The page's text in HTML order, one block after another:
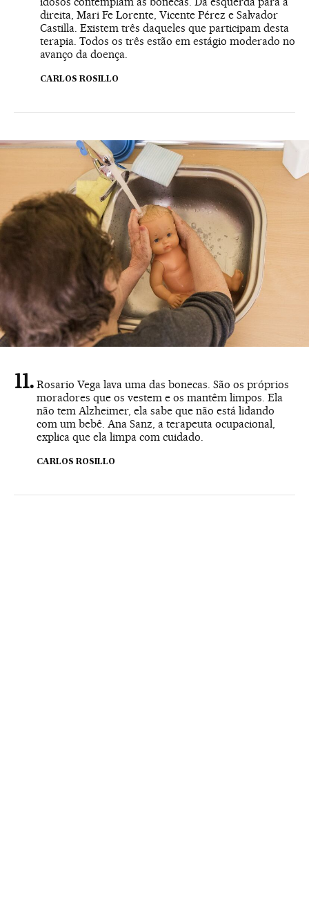
direita, Mari Fe Lorente, Vicente Pérez e Salvador
Castilla. Existem três daqueles que participam desta
terapia. Todos os três estão em estágio moderado no
avanço da doença.
CARLOS ROSILLO
Rosario Vega lava uma das bonecas. São os próprios
moradores que os vestem e os mantêm limpos. Ela
não tem Alzheimer, ela sabe que não está lidando
com um bebê. Ana Sanz, a terapeuta ocupacional,
explica que ela limpa com cuidado.
CARLOS ROSILLO